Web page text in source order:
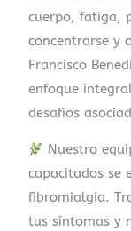
cuerpo, fatiga,
concentrarse y
Francisco
enfoque
desafíos
Nuestro
capacitados se
fibromialgia.
tus síntomas y